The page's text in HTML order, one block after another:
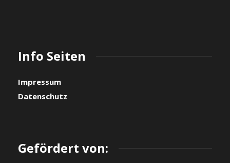
Info Seiten
Impressum
Datenschutz
Gefördert von: